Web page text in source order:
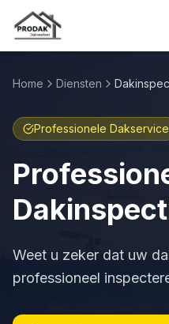
Home Diensten
Professionele Dakservice
Weet u zeker dat uw
professioneel